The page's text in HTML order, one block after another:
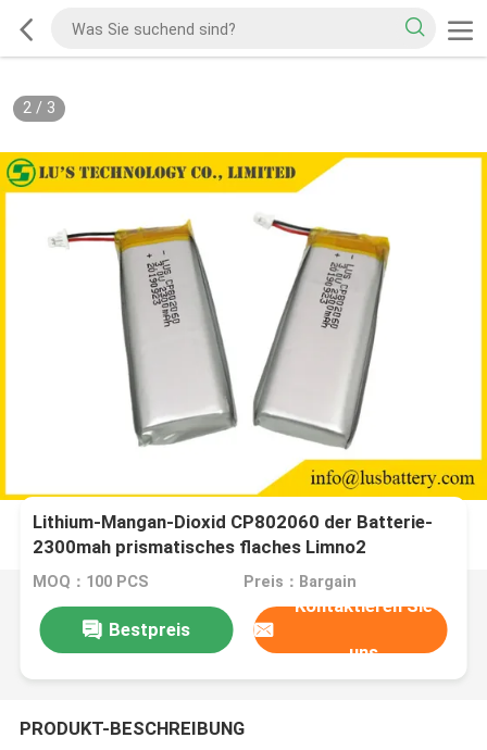
2/ 3
Lithium-Mangan-Dioxid CP802060 der Batterie-
2300mah prismatisches flaches Limno2
MOQ：100 PCS Preis：Bargain
Bestpreis
Kontaktieren Sie
uns
PRODUKT-BESCHREIBUNG